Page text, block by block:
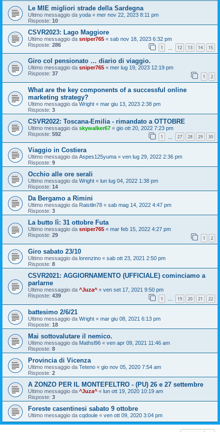
Le MIE migliori strade della Sardegna
Ultimo messaggio da yoda « mer nov 22, 2023 8:11 pm
Risposte: 10
CSVR2023: Lago Maggiore
Ultimo messaggio da sniper765 « sab nov 18, 2023 6:32 pm
Risposte: 286 1 12 13 14 15
Giro col pensionato … diario di viaggio.
Ultimo messaggio da sniper765 « mer lug 19, 2023 12:19 pm
Risposte: 37 1 2
What are the key components of a successful online
marketing strategy?
Ultimo messaggio da Wright « mar giu 13, 2023 2:38 pm
Risposte: 3
CSVR2022: Toscana-Emilia - rimandato a OTTOBRE
Ultimo messaggio da skywalker67 « gio ott 20, 2022 7:23 pm
Risposte: 592 1 27 28 29 30
Viaggio in Costiera
Ultimo messaggio da Aspes125yuma « ven lug 29, 2022 2:36 pm
Risposte: 9
Occhio alle ore serali
Ultimo messaggio da Wright « lun lug 04, 2022 1:38 pm
Risposte: 14
Da Bergamo a Rimini
Ultimo messaggio da Raistlin78 « sab mag 14, 2022 4:47 pm
Risposte: 3
La butto lì: 31 ottobre Futa
Ultimo messaggio da sniper765 « mar feb 15, 2022 4:27 pm
Risposte: 29 1 2
Giro sabato 23/10
Ultimo messaggio da lorenzino « sab ott 23, 2021 2:50 pm
Risposte: 8
CSVR2021: AGGIORNAMENTO (UFFICIALE) cominciamo a
parlarne
Ultimo messaggio da ^Juza^ « ven set 17, 2021 9:50 pm
Risposte: 439 1 … 19 20 21 22
battesimo 2/6/21
Ultimo messaggio da Wright « mar giu 08, 2021 6:13 pm
Risposte: 18
Mai sottovalutare il nemico.
Ultimo messaggio da Mathsl96 « ven apr 09, 2021 11:46 am
Risposte: 8
Provincia di Vicenza
Ultimo messaggio da Teteno « gio nov 05, 2020 7:54 am
Risposte: 2
A ZONZO PER IL MONTEFELTRO - (PU) 26 e 27 settembre
Ultimo messaggio da ^Juza^ « lun ott 19, 2020 10:19 am
Risposte: 3
Foreste casentinesi sabato 9 ottobre
Ultimo messaggio da cqdoule « ven ott 09, 2020 3:04 pm